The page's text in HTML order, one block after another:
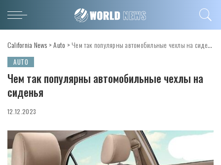
California News >Auto > Чем так популярны автомобильные чехлы на сиденья
AUTO
Чем так популярны автомобильные чехлы на
сиденья
12.12.2023